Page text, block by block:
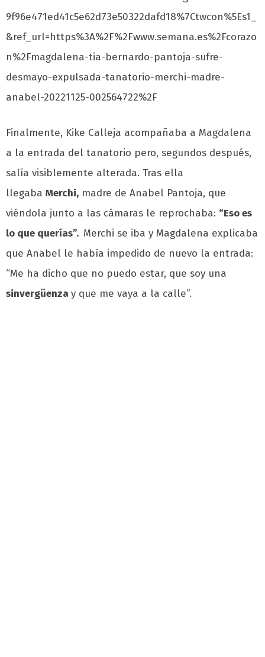
9f96e471ed41c5e62d73e50322dafd18%7Ctwcon%5Es1_
&ref_url=https%3A%2F%2Fwww.semana.es%2Fcorazo
n%2Fmagdalena-tia-bernardo-pantoja-sufre-
desmayo-expulsada-tanatorio-merchi-madre-
anabel-20221125-002564722%2F
Finalmente, Kike Calleja acompañaba a Magdalena
a la entrada del tanatorio pero, segundos después,
salía visiblemente alterada. Tras ella
llegaba Merchi, madre de Anabel Pantoja, que
viéndola junto a las cámaras le reprochaba: “Eso es
lo que querías”. Merchi se iba y Magdalena explicaba
que Anabel le había impedido de nuevo la entrada:
“Me ha dicho que no puedo estar, que soy una
sinvergüenzay que me vaya a la calle”.